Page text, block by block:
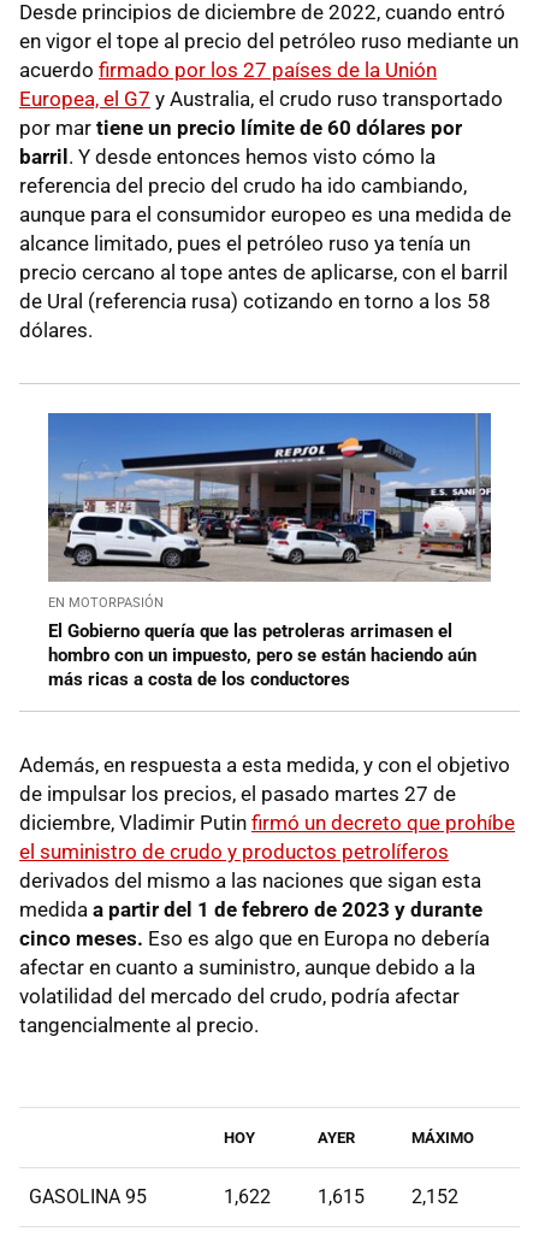
Desde principios de diciembre de 2022, cuando entró
en vigor el tope al precio del petróleo ruso mediante un
acuerdo firmado por los 27 países de la Unión
Europea, el G7 y Australia, el crudo ruso transportado
por mar tiene un precio límite de 60 dólares por
barril. Y desde entonces hemos visto cómo la
referencia del precio del crudo ha ido cambiando,
aunque para el consumidor europeo es una medida de
alcance limitado, pues el petróleo ruso ya tenía un
precio cercano al tope antes de aplicarse, con el barril
de Ural (referencia rusa) cotizando en torno a los 58
dólares.
EN MOTORPASIÓN
El Gobierno quería que las petroleras arrimasen el
hombro con un impuesto, pero se están haciendo aún
más ricas a costa de los conductores
Además, en respuesta a esta medida, y con el objetivo
de impulsar los precios, el pasado martes 27 de
diciembre, Vladimir Putin firmó un decreto que prohíbe
el suministro de crudo y productos petrolíferos
derivados del mismo a las naciones que sigan esta
medida a partir del 1 de febrero de 2023 y durante
cinco meses. Eso es algo que en Europa no debería
afectar en cuanto a suministro, aunque debido a la
volatilidad del mercado del crudo, podría afectar
tangencialmente al precio.
HOY AYER MÁXIMO
GASOLINA 95 1,622 1,615 2,152